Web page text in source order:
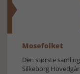
Mosefolket
Den største
Silkeborg